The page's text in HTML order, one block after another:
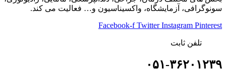
سونوگرافی، آزمایشگاه، واکسیناسیون و… فعالیت می کند.
Facebook-f Twitter Instagram Pinterest
تلفن ثابت
۰۵۱-۳۶۲۰۱۲۳۹